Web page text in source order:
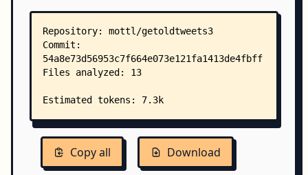
Copy all Download